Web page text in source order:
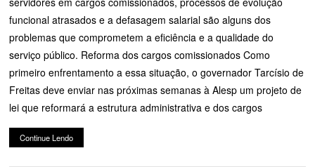
funcional atrasados e a defasagem salarial são alguns dos
problemas que comprometem a eficiência e a qualidade do
serviço público. Reforma dos cargos comissionados Como
primeiro enfrentamento a essa situação, o governador Tarcísio de
Freitas deve enviar nas próximas semanas à Alesp um projeto de
lei que reformará a estrutura administrativa e dos cargos
Continue Lendo